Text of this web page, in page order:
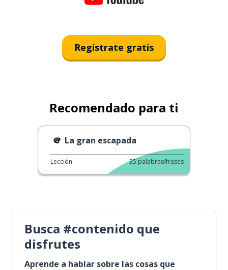
Regístrate gratis
Recomendado para ti
La gran escapada
Lección 35 palabras/frases
Busca #contenido que
disfrutes
Aprende a hablar sobre las cosas que